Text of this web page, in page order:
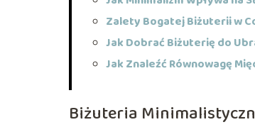
Zalety Bogatej Biżuterii w
Jak Dobrać Biżuterię do
Jak Znaleźć Równowagę
Biżuteria